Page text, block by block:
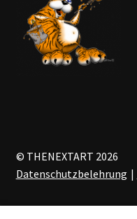
© THENEXTART 2026
Datenschutzbelehrung